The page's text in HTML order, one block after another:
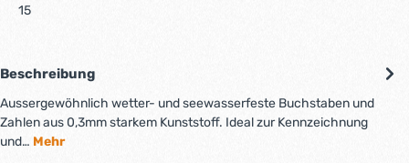
15
Beschreibung
Aussergewöhnlich wetter- und seewasserfeste Buchstaben und
Zahlen aus 0,3mm starkem Kunststoff. Ideal zur Kennzeichnung
und… Mehr